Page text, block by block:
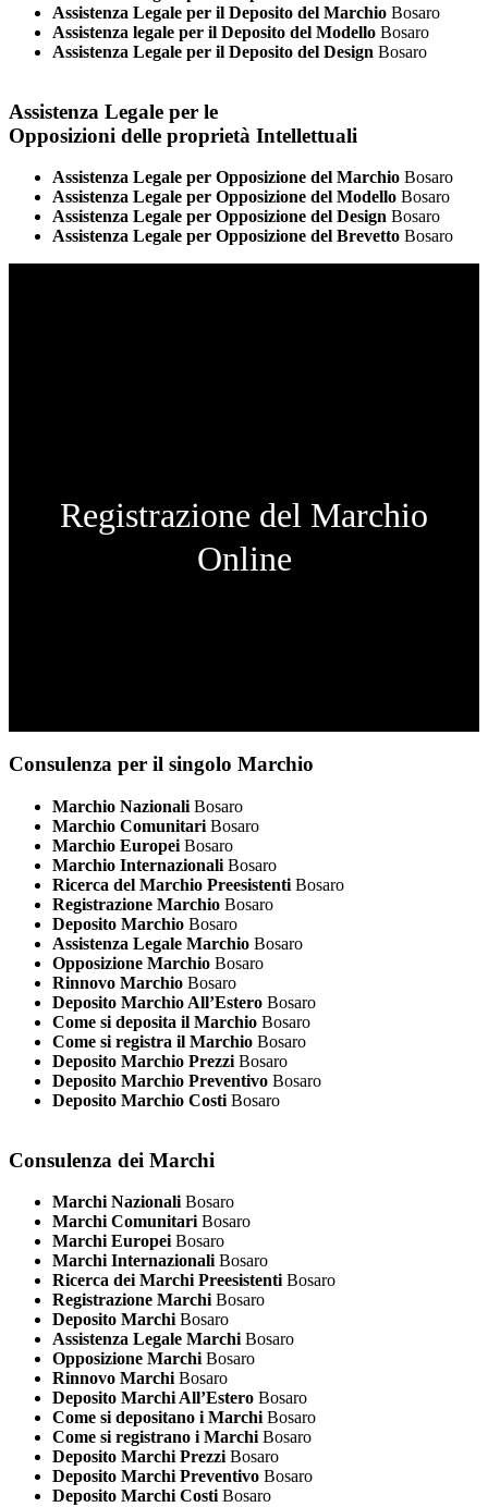
Assistenza Legale per il Deposito del Marchio Bosaro
Assistenza legale per il Deposito del Modello Bosaro
Assistenza Legale per il Deposito del Design Bosaro
Assistenza Legale per le
Opposizioni delle proprietà Intellettuali
Assistenza Legale per Opposizione del Marchio Bosaro
Assistenza Legale per Opposizione del Modello Bosaro
Assistenza Legale per Opposizione del Design Bosaro
Assistenza Legale per Opposizione del Brevetto Bosaro
Registrazione del Marchio
Online
Consulenza per il singolo Marchio
Marchio Nazionali Bosaro
Marchio Comunitari Bosaro
Marchio Europei Bosaro
Marchio Internazionali Bosaro
Ricerca del Marchio Preesistenti Bosaro
Registrazione Marchio Bosaro
Deposito Marchio Bosaro
Assistenza Legale Marchio Bosaro
Opposizione Marchio Bosaro
Rinnovo Marchio Bosaro
Deposito Marchio All’Estero Bosaro
Come si deposita il Marchio Bosaro
Come si registra il Marchio Bosaro
Deposito Marchio Prezzi Bosaro
Deposito Marchio Preventivo Bosaro
Deposito Marchio Costi Bosaro
Consulenza dei Marchi
Marchi Nazionali Bosaro
Marchi Comunitari Bosaro
Marchi Europei Bosaro
Marchi Internazionali Bosaro
Ricerca dei Marchi Preesistenti Bosaro
Registrazione Marchi Bosaro
Deposito Marchi Bosaro
Assistenza Legale Marchi Bosaro
Opposizione Marchi Bosaro
Rinnovo Marchi Bosaro
Deposito Marchi All’Estero Bosaro
Come si depositano i Marchi Bosaro
Come si registrano i Marchi Bosaro
Deposito Marchi Prezzi Bosaro
Deposito Marchi Preventivo Bosaro
Deposito Marchi Costi Bosaro